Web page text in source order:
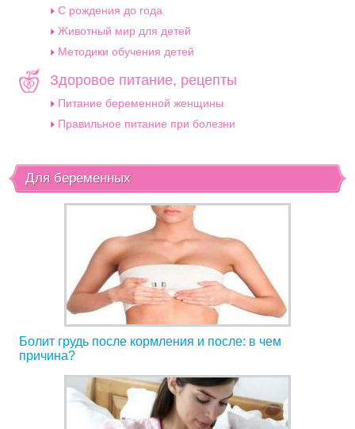
C рождения до года
Животный мир для детей
Методики обучения детей
Здоровое питание, рецепты
Питание беременной женщины
Правильное питание при болезни
Для беременных
Болит грудь после кормления и после: в чем
причина?